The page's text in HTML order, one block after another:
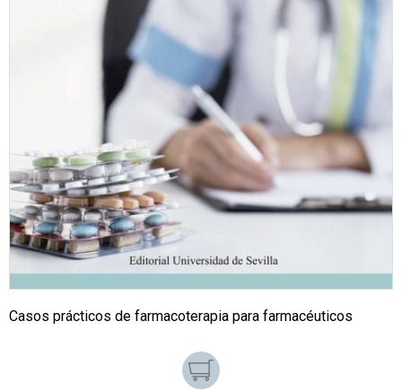
Casos prácticos de farmacoterapia para farmacéuticos